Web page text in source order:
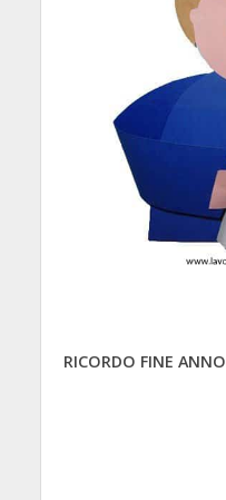
RICORDO FINE